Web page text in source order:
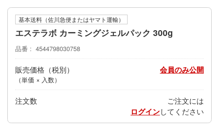
基本送料（佐川急便またはヤマト運輸）
エステラボ カーミングジェルパック 300g
品番 4544798030758
販売価格
（単価 × 入数）
会員のみ公開
注文数 ご注文には
ログインしてください